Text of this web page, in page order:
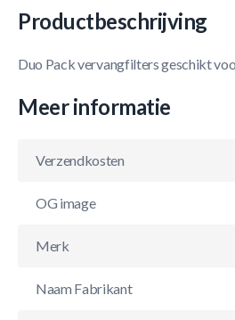
Productbeschrijving
Duo Pack vervangfilters geschikt
Meer informatie
Verzendkosten
OG image
Merk
Naam Fabrikant